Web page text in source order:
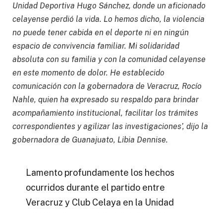
Unidad Deportiva Hugo Sánchez, donde un aficionado
celayense perdió la vida. Lo hemos dicho, la violencia
no puede tener cabida en el deporte ni en ningún
espacio de convivencia familiar. Mi solidaridad
absoluta con su familia y con la comunidad celayense
en este momento de dolor. He establecido
comunicación con la gobernadora de Veracruz, Rocío
Nahle, quien ha expresado su respaldo para brindar
acompañamiento institucional, facilitar los trámites
correspondientes y agilizar las investigaciones’, dijo la
gobernadora de Guanajuato, Libia Dennise.
Lamento profundamente los hechos
ocurridos durante el partido entre
Veracruz y Club Celaya en la Unidad